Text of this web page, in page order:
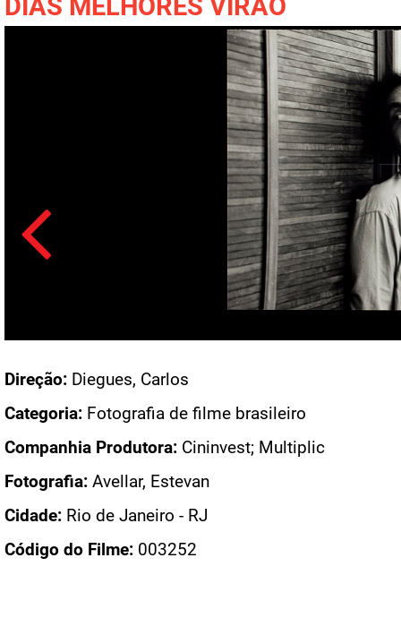
DIAS MELHORES VIRÃO
Direção: Diegues, Carlos
Categoria: Fotografia de filme brasileiro
Companhia Produtora: Cininvest; Multiplic
Fotografia: Avellar, Estevan
Cidade: Rio de Janeiro - RJ
Código do Filme: 003252